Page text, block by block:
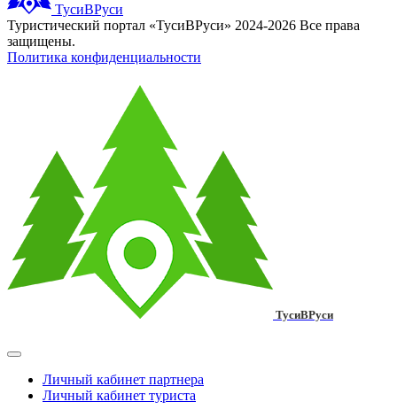
ТусиВРуси
Туристический портал «ТусиВРуси» 2024-2026 Все права
защищены.
Политика конфиденциальности
ТусиВРуси
Личный кабинет партнера
Личный кабинет туриста